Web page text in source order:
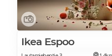
Karitsan
rosmariini-
sahrami-
krutongit (VE)
Hedelmäinen
(VE+G)
Ikea Espoo